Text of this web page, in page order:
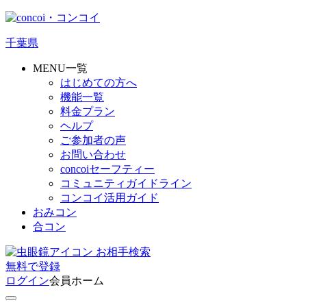
千葉県
MENU一覧
はじめての方へ
機能一覧
料金プラン
ヘルプ
ご参加者の声
お問い合わせ
concoiセーフティー
コミュニティガイドライン
コンコイ活用ガイド
おみコン
合コン
お相手検索
無料で登録
ログイン会員ホーム